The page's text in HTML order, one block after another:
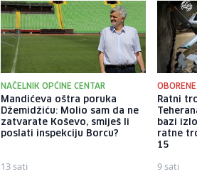
NAČELNIK OPĆINE CENTAR
Mandićeva oštra poruka
Džemidžiću: Molio sam da ne
zatvarate Koševo, smiješ li
poslati inspekciju Borcu?
13 sati
Ratni
bazi
ratne
15
9 sati